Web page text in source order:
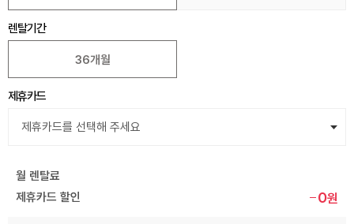
렌탈기간
36개월
제휴카드
월 렌탈료
제휴카드 할인
0원